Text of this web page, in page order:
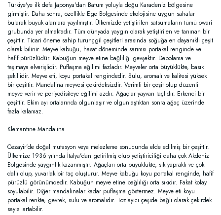
Türkiye'ye ilk defa Japonya'dan Batum yoluyla doğu Karadeniz bölgesine
girmiştir. Daha sonra, özellikle Ege Bölgesinde ekolojisine uygun sahalar
bularak büyük alanlara yayılmıştır. Ülkemizde yetiştirilen satsumaların tümü owari
grubunda yer almaktadır. Tüm dünyada yaygın olarak yetiştirilen ve tanınan bir
çeşittir. Ticari öneme sahip turunçgil çeşitleri arasında soğuğa en dayanıklı çeşit
olarak bilinir. Meyve kabuğu, hasat döneminde sarımsı portakal renginde ve
hafif pürüzlüdür. Kabuğun meyve etine bağlılığı gevşektir. Depolama ve
taşımaya elverişlidir. Puflaşma eğilimi fazladır. Meyveler orta büyüklükte, basık
şekillidir. Meyve eti, koyu portakal rengindedir. Sulu, aromalı ve kalitesi yüksek
bir çeşittir. Mandalina meyvesi çekirdeksizdir. Verimli bir çeşit olup düzenli
meyve verir ve periyodisiteye eğilimi azdır. Ağaçlar yayvan taçlıdır. Erkenci bir
çeşittir. Ekim ayı ortalarında olgunlaşır ve olgunlaştıktan sonra ağaç üzerinde
fazla kalamaz.
Klemantine Mandalina
Cezayir'de doğal mutasyon veya melezleme sonucunda elde edilmiş bir çeşittir.
Ülkemize 1936 yılında İtalya'dan getirilmiş olup yetiştiriciliği daha çok Akdeniz
Bölgesinde yaygınlık kazanmıştır. Ağaçları orta büyüklükte, sık yapraklı ve çok
dallı olup, yuvarlak bir taç oluşturur. Meyve kabuğu koyu portakal renginde, hafif
pürüzlü görünümdedir. Kabuğun meyve etine bağlılığı orta sıkıdır. Fakat kolay
soyulabilir. Diğer mandalinalar kadar puflaşma göstermez. Meyve eti koyu
portakal renkte, gevrek, sulu ve aromalıdır. Tozlayıcı çeşide bağlı olarak çekirdek
sayısı artabilir.